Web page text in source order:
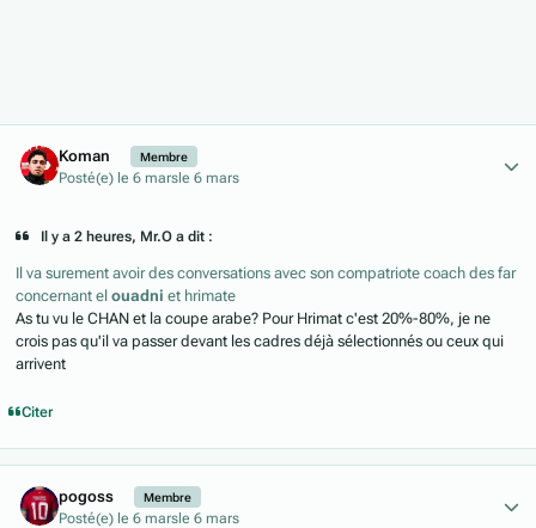
Koman Membre
Posté(e) le 6 marsle 6 mars
Il y a 2 heures, Mr.O a dit :
Il va surement avoir des conversations avec son compatriote coach des far
concernant el ouadni et hrimate
As tu vu le CHAN et la coupe arabe? Pour Hrimat c'est 20%-80%, je ne
crois pas qu'il va passer devant les cadres déjà sélectionnés ou ceux qui
arrivent
Citer
pogoss Membre
Posté(e) le 6 marsle 6 mars